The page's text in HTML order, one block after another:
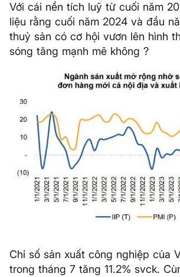
Với cái nền tích luỹ từ cuối năm
liệu rằng cuối năm 2024 và đầu
thuỷ sản có cơ hội vươn lên hình
sóng tăng mạnh mẽ không ?
Chỉ số sản xuất công nghiệp của
trong tháng 7 tăng 11.2% svck.